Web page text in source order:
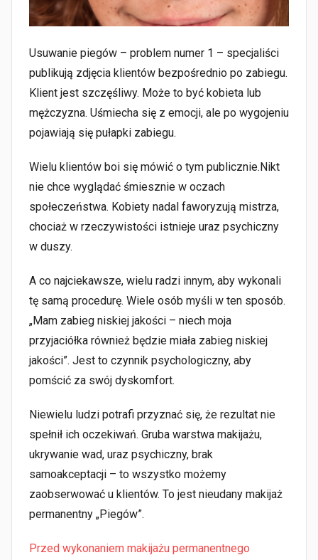
Usuwanie piegów – problem numer 1 – specjaliści
publikują zdjęcia klientów bezpośrednio po zabiegu.
Klient jest szczęśliwy. Może to być kobieta lub
mężczyzna. Uśmiecha się z emocji, ale po wygojeniu
pojawiają się pułapki zabiegu.
Wielu klientów boi się mówić o tym publicznie.Nikt
nie chce wyglądać śmiesznie w oczach
społeczeństwa. Kobiety nadal faworyzują mistrza,
chociaż w rzeczywistości istnieje uraz psychiczny
w duszy.
A co najciekawsze, wielu radzi innym, aby wykonali
tę samą procedurę. Wiele osób myśli w ten sposób.
„Mam zabieg niskiej jakości – niech moja
przyjaciółka również będzie miała zabieg niskiej
jakości”. Jest to czynnik psychologiczny, aby
pomścić za swój dyskomfort.
Niewielu ludzi potrafi przyznać się, że rezultat nie
spełnił ich oczekiwań. Gruba warstwa makijażu,
ukrywanie wad, uraz psychiczny, brak
samoakceptacji – to wszystko możemy
zaobserwować u klientów. To jest nieudany makijaż
permanentny „Piegów”.
Przed wykonaniem makijażu permanentnego